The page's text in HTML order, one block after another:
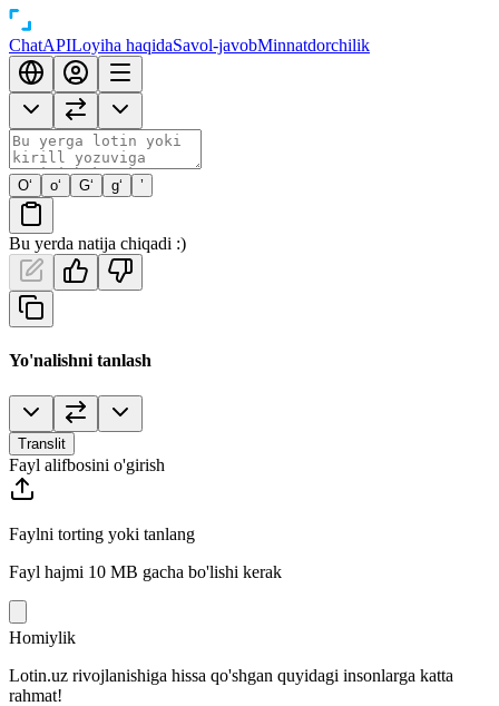
ChatAPILoyiha haqidaSavol-javobMinnatdorchilik
O‘ o‘ G‘ g‘ ’
Bu yerda natija chiqadi :)
Yo'nalishni tanlash
Translit
Fayl alifbosini o'girish
Faylni torting yoki tanlang
Fayl hajmi 10 MB gacha bo'lishi kerak
Homiylik
Lotin.uz rivojlanishiga hissa qo'shgan quyidagi insonlarga katta
rahmat!